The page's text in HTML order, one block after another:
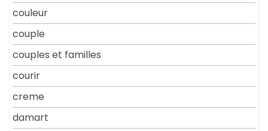
couleur
couple
couples et familles
courir
creme
damart